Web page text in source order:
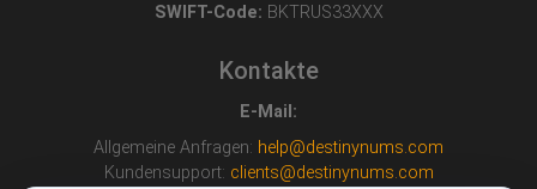
SWIFT-Code: BKTRUS33XXX
Kontakte
E-Mail:
Allgemeine Anfragen: help@destinynums.com
Kundensupport: clients@destinynums.com